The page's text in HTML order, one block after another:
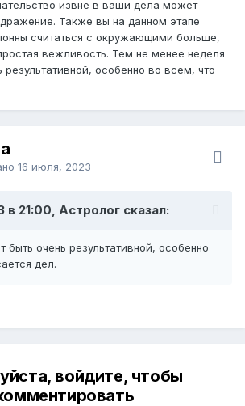
извне в ваши дела может
Также вы на данном этапе
считаться с окружающими больше,
вежливость. Тем не менее неделя
результативной, особенно во всем, что
16 июля, 2023
в 21:00, Астролог сказал:
быть очень результативной, особенно
дел.
войдите, чтобы